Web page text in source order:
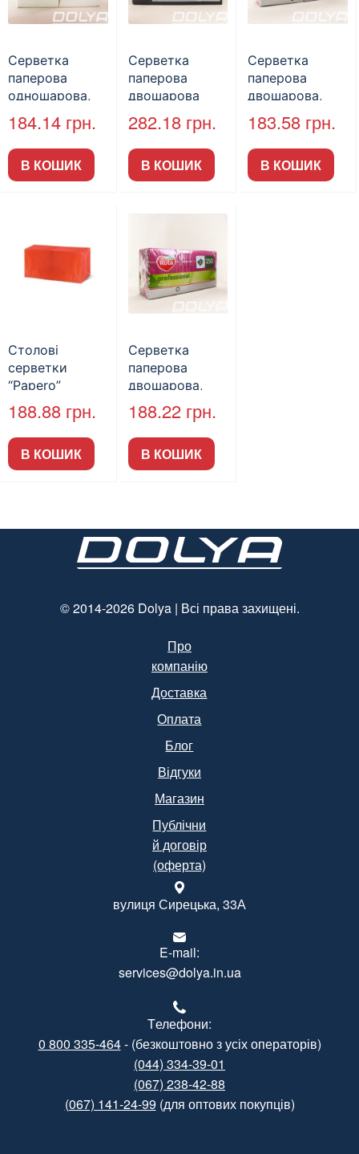
Серветка
паперова
одношарова,
Ruta, біла,
33х33 см,
500л.
184.14 грн.
В КОШИК
Серветка
паперова
двошарова
Professional
Ruta, 33х33 см,
чорна, 250л (4/
пак), к0547
282.18 грн.
В КОШИК
Серветка
паперова
двошарова,
Ruta, червона,
33х33 см, 250
л.
183.58 грн.
В КОШИК
Столові
серветки
“Papero”
33×33см,
червоні, 2-х
шарові, 200л,
NL544
188.88 грн.
В КОШИК
Серветка
паперова
двошарова,
Ruta, бордо,
33х33 см,
250л.
188.22 грн.
В КОШИК
© 2014-2026 Dolya | Всі права захищені.
Про
компанію
Доставка
Оплата
Блог
Відгуки
Магазин
Публічни
й договір
(оферта)
вулиця Сирецька, 33А
E-mail:
services@dolya.in.ua
Tелефони:
0 800 335-464- (безкоштовно з усіх операторів)
(044) 334-39-01
(067) 238-42-88
(067) 141-24-99 (для оптових покупців)